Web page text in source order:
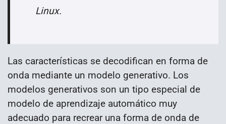
Linux.
Las características se decodifican en forma de
onda mediante un modelo generativo. Los
modelos generativos son un tipo especial de
modelo de aprendizaje automático muy
adecuado para recrear una forma de onda de